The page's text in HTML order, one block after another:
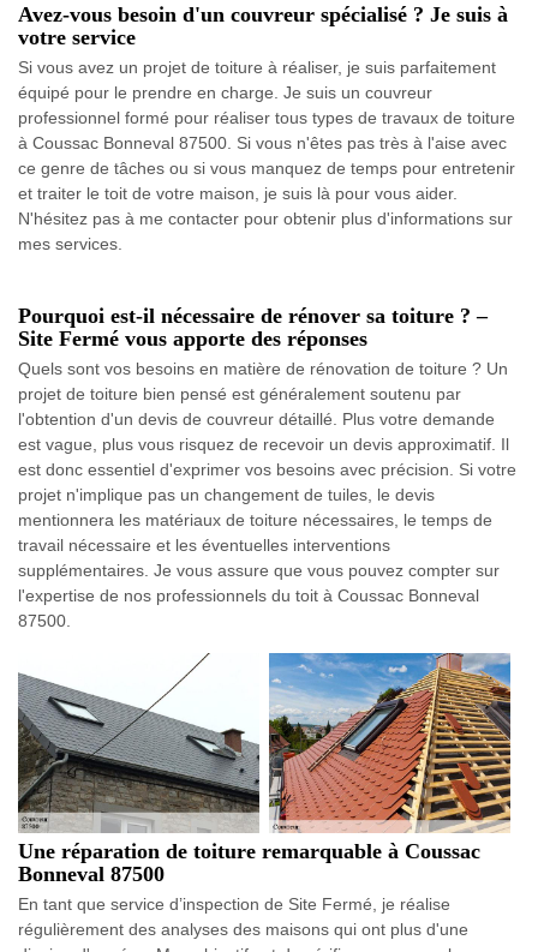
Avez-vous besoin d'un couvreur spécialisé ? Je suis à
votre service
Si vous avez un projet de toiture à réaliser, je suis parfaitement
équipé pour le prendre en charge. Je suis un couvreur
professionnel formé pour réaliser tous types de travaux de toiture
à Coussac Bonneval 87500. Si vous n'êtes pas très à l'aise avec
ce genre de tâches ou si vous manquez de temps pour entretenir
et traiter le toit de votre maison, je suis là pour vous aider.
N'hésitez pas à me contacter pour obtenir plus d'informations sur
mes services.
Pourquoi est-il nécessaire de rénover sa toiture ? –
Site Fermé vous apporte des réponses
Quels sont vos besoins en matière de rénovation de toiture ? Un
projet de toiture bien pensé est généralement soutenu par
l'obtention d'un devis de couvreur détaillé. Plus votre demande
est vague, plus vous risquez de recevoir un devis approximatif. Il
est donc essentiel d'exprimer vos besoins avec précision. Si votre
projet n'implique pas un changement de tuiles, le devis
mentionnera les matériaux de toiture nécessaires, le temps de
travail nécessaire et les éventuelles interventions
supplémentaires. Je vous assure que vous pouvez compter sur
l'expertise de nos professionnels du toit à Coussac Bonneval
87500.
Une réparation de toiture remarquable à Coussac
Bonneval 87500
En tant que service d’inspection de Site Fermé, je réalise
régulièrement des analyses des maisons qui ont plus d'une